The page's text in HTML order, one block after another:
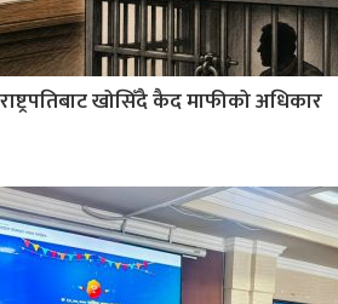
राष्ट्रपतिबाट खोसिँदै कैद माफीको अधिकार